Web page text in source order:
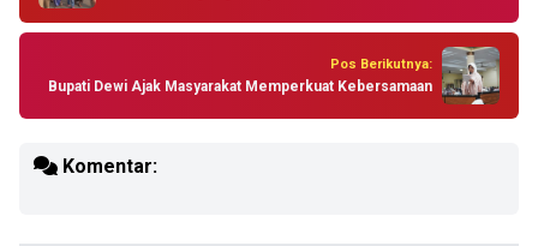
Pos Berikutnya:
Bupati Dewi Ajak Masyarakat Memperkuat Kebersamaan
Komentar: